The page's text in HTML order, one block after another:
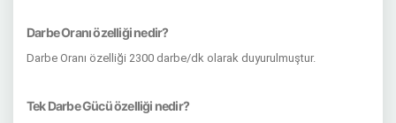
Darbe Oranı özelliği nedir?
Darbe Oranı özelliği 2300 darbe/dk olarak duyurulmuştur.
Tek Darbe Gücü özelliği nedir?